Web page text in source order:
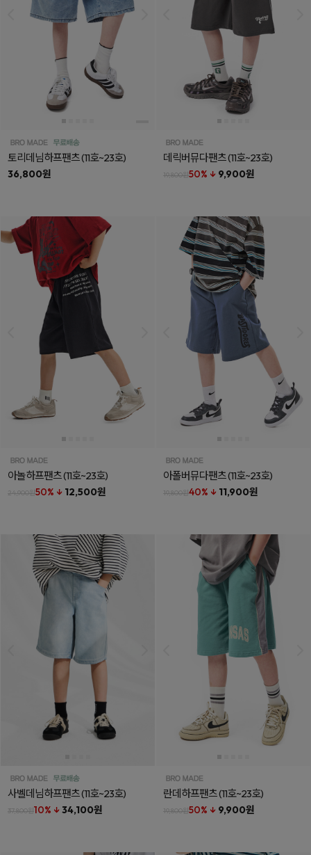
토리데님하프팬츠(11호~23호)
36,800원
데릭버뮤다팬츠(11호~23호)
19,800원50% ↓ 9,900원
아놀하프팬츠(11호~23호)
24,900원50% ↓ 12,500원
아폴버뮤다팬츠(11호~23호)
19,800원40% ↓ 11,900원
사벨데님하프팬츠(11호~23호)
37,800원10% ↓ 34,100원
란데하프팬츠(11호~23호)
19,800원50% ↓ 9,900원